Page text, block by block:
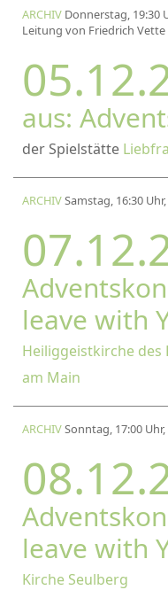
ARCHIV Donnerstag, 19:30
Leitung von Friedrich Vette
aus:
der Spielstätte
ARCHIVSamstag, 16:30 Uhr,
leave with
Heiliggeistkirche
am Main
ARCHIVSonntag, 17:00 Uhr,
leave with
Kirche Seulberg